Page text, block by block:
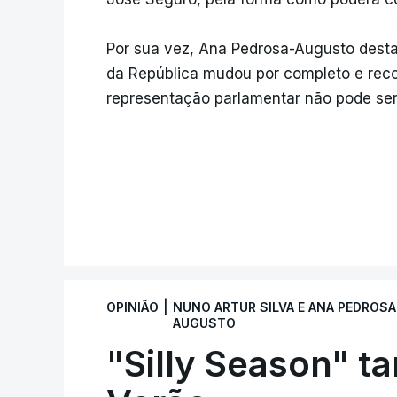
Por sua vez, Ana Pedrosa-Augusto
da República mudou por completo e
representação parlamentar não pode
OPINIÃO
NUNO ARTUR SILVA E ANA PEDROSA
AUGUSTO
"Silly Season"